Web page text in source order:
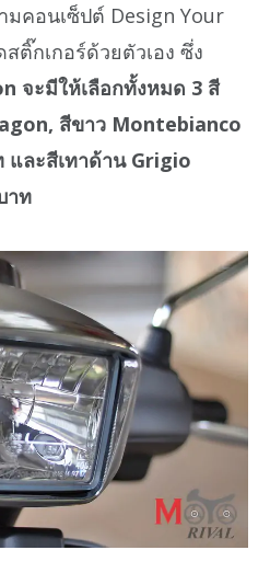
มคอนเซ็ปต์ Design Your
ติ๊กเกอร์ด้วยตัวเอง ซึ่ง
จะมีให้เลือกทั้งหมด 3 สี
สีขาว Montebianco
และสีเทาด้าน Grigio
าท